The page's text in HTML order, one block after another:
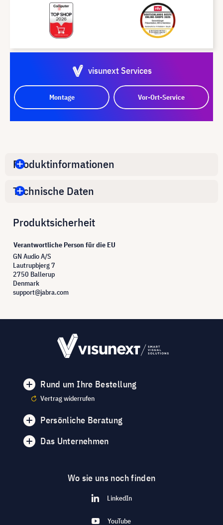
visunext Services
Montage Vor-Ort-Service
Produktinformationen
Technische Daten
Produktsicherheit
Verantwortliche Person für die EU
GN Audio A/S
Lautrupbjerg 7
2750 Ballerup
Denmark
support@jabra.com
Rund um Ihre Bestellung
Vertrag widerrufen
Persönliche Beratung
Das Unternehmen
Wo sie uns noch finden
LinkedIn
YouTube